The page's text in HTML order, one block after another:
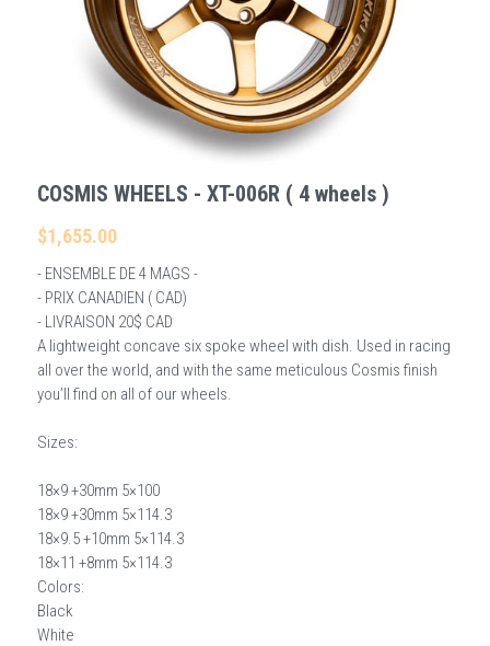
Rechercher
Français
COSMIS WHEELS - XT-006R ( 4 wheels )
$1,655.00
- ENSEMBLE DE 4 MAGS -
- PRIX CANADIEN ( CAD)
- LIVRAISON 20$ CAD
A lightweight concave six spoke wheel with dish. Used in racing
all over the world, and with the same meticulous Cosmis finish
you’ll find on all of our wheels.
Sizes:
18×9 +30mm 5×100
18×9 +30mm 5×114.3
18×9.5 +10mm 5×114.3
18×11 +8mm 5×114.3
Colors:
Black
White